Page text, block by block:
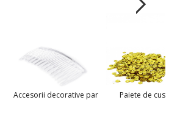
Accesorii decorative par Paiete de cusut